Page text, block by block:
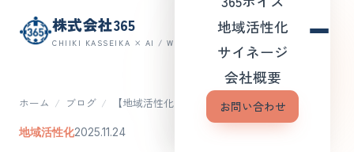
株式会社365
CHIIKI KASSEIKA × AI / WEB
地域活性化
サイネージ
会社概要
お問い合わせ
ホーム / ブログ / 【地域活性化 取り組み 事例…
地域活性化2025.11.24